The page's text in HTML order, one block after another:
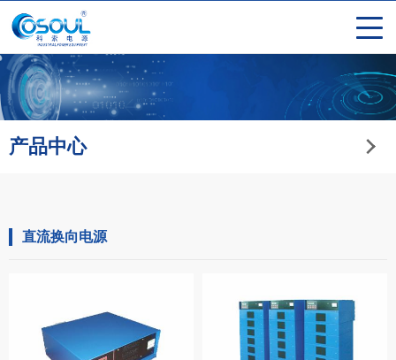
产品中心
直流换向电源